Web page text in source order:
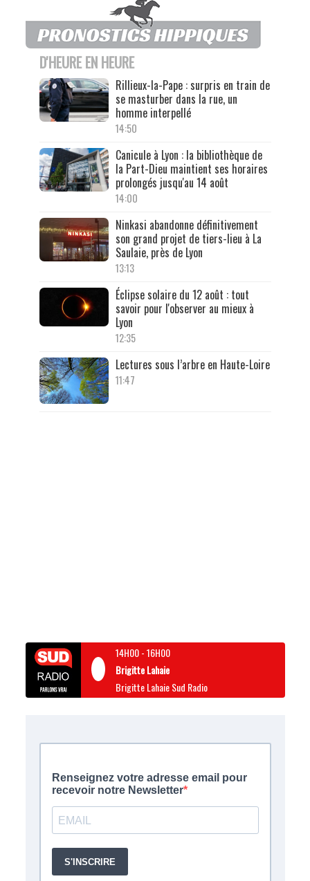
D'HEURE EN HEURE
Rillieux-la-Pape : surpris en train de
se masturber dans la rue, un
homme interpellé
14:50
Canicule à Lyon : la bibliothèque de
la Part-Dieu maintient ses horaires
prolongés jusqu'au 14 août
14:00
Ninkasi abandonne définitivement
son grand projet de tiers-lieu à La
Saulaie, près de Lyon
13:13
Éclipse solaire du 12 août : tout
savoir pour l'observer au mieux à
Lyon
12:35
Lectures sous l’arbre en Haute-Loire
11:47
14H00-16H00
Brigitte Lahaie
Brigitte Lahaie Sud Radio